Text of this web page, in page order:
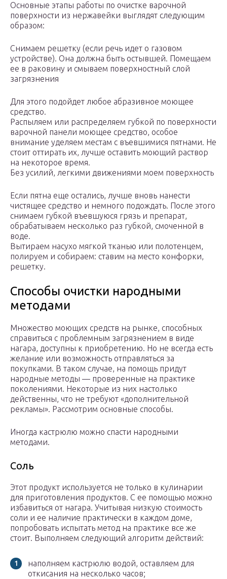
Основные этапы работы по очистке варочной
поверхности из нержавейки выглядят следующим
образом:
Снимаем решетку (если речь идет о газовом
устройстве). Она должна быть остывшей. Помещаем
ее в раковину и смываем поверхностный слой
загрязнения
Для этого подойдет любое абразивное моющее
средство.
Распыляем или распределяем губкой по поверхности
варочной панели моющее средство, особое
внимание уделяем местам с въевшимися пятнами. Не
стоит оттирать их, лучше оставить моющий раствор
на некоторое время.
Без усилий, легкими движениями моем поверхность
Если пятна еще остались, лучше вновь нанести
чистящее средство и немного подождать. После этого
снимаем губкой въевшуюся грязь и препарат,
обрабатываем несколько раз губкой, смоченной в
воде.
Вытираем насухо мягкой тканью или полотенцем,
полируем и собираем: ставим на место конфорки,
решетку.
Способы очистки народными
методами
Множество моющих средств на рынке, способных
справиться с проблемным загрязнением в виде
нагара, доступны к приобретению. Но не всегда есть
желание или возможность отправляться за
покупками. В таком случае, на помощь придут
народные методы — проверенные на практике
поколениями. Некоторые из них настолько
действенны, что не требуют «дополнительной
рекламы». Рассмотрим основные способы.
Иногда кастрюлю можно спасти народными
методами.
Соль
Этот продукт используется не только в кулинарии
для приготовления продуктов. С ее помощью можно
избавиться от нагара. Учитывая низкую стоимость
соли и ее наличие практически в каждом доме,
попробовать испытать метод на практике все же
стоит. Выполняем следующий алгоритм действий:
наполняем кастрюлю водой, оставляем для
откисания на несколько часов;